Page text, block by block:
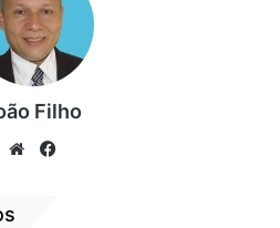
sociais.
Filho
We